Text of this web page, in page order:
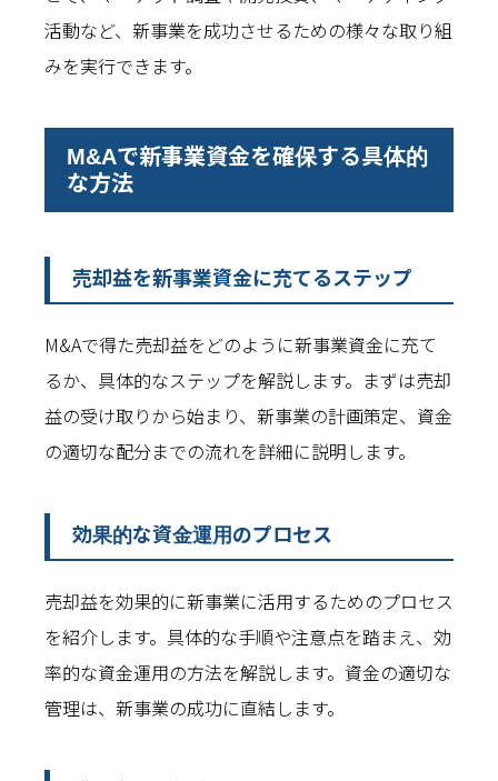
活動など、新事業を成功させるための様々な取り組
みを実行できます。
M&Aで新事業資金を確保する具体的
な方法
売却益を新事業資金に充てるステップ
M&Aで得た売却益をどのように新事業資金に充て
るか、具体的なステップを解説します。まずは売却
益の受け取りから始まり、新事業の計画策定、資金
の適切な配分までの流れを詳細に説明します。
効果的な資金運用のプロセス
売却益を効果的に新事業に活用するためのプロセス
を紹介します。具体的な手順や注意点を踏まえ、効
率的な資金運用の方法を解説します。資金の適切な
管理は、新事業の成功に直結します。